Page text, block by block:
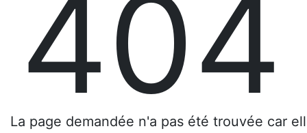
404
La page demandée n'a pas été trouvée car